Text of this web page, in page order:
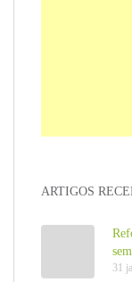
ARTIGOS
31